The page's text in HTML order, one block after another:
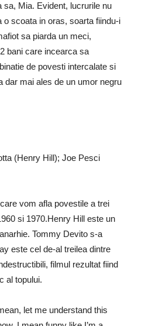
sa, Mia. Evident, lucrurile nu
scoata in oras, soarta fiindu-i
sa piarda un meci,
bani care incearca sa
de povesti intercalate si
dar mai ales de un umor negru
(Henry Hill); Joe Pesci
vom afla povestile a trei
si 1970.Henry Hill este un
Tommy Devito s-a
este cel de-al treilea dintre
filmul rezultat fiind
al topului.
let me understand this